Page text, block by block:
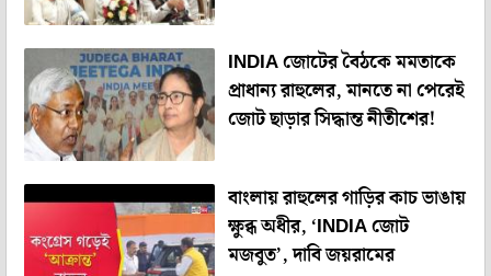
INDIA জোটের বৈঠকে মমতাকে
প্রাধান্য রাহুলের, মানতে না পেরেই
জোট ছাড়ার সিদ্ধান্ত নীতীশের!
বাংলায় রাহুলের গাড়ির কাচ ভাঙায়
ক্ষুব্ধ অধীর, ‘INDIA জোট
মজবুত’, দাবি জয়রামের